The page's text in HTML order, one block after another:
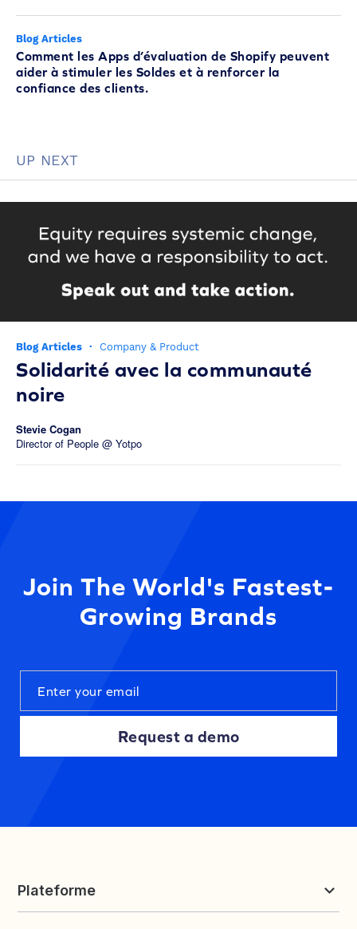
Blog Articles
Comment les Apps d’évaluation de Shopify peuvent
aider à stimuler les Soldes et à renforcer la
confiance des clients.
UP NEXT
Blog Articles · Company & Product
Solidarité avec la communauté
noire
Stevie Cogan
Director of People @ Yotpo
Join The World's Fastest-
Growing Brands
Request a demo
Plateforme